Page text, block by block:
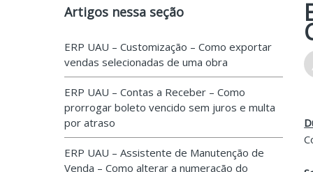
Artigos nessa seção
ERP UAU – Customização – Como exportar
vendas selecionadas de uma obra
ERP UAU – Contas a Receber – Como
prorrogar boleto vencido sem juros e multa
por atraso
ERP UAU – Assistente de Manutenção de
Venda – Como alterar a numeração do